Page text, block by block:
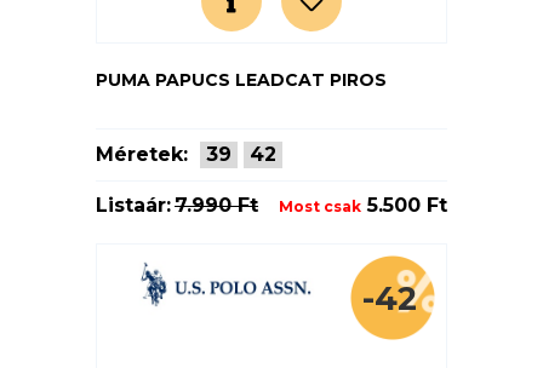
PUMA PAPUCS LEADCAT PIROS
Méretek: 39 42
Listaár:7.990 Ft Most csak 5.500 Ft
-42